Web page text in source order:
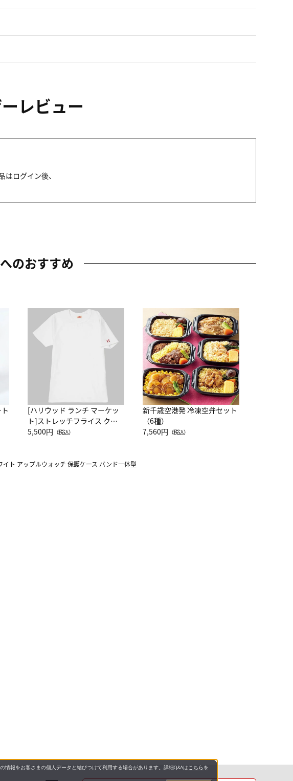
レビュー
ログイン後、
のおすすめ
[ハリウッド ランチ マーケッ
ト]ストレッチフライス クル
ーネック別注半袖Ｔシャツ
5,500円 （税込）
新千歳空港発 冷凍空弁セット
（6種）
7,560円 （税込）
イト アップルウォッチ 保護ケース バンド一体型
報をお客さまの個人データと結びつけて利用する場合があります。詳細Q&Aは こちらを